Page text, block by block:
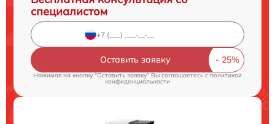
специалистом
Оставить заявку
Нажимая на кнопку "Оставить заявку" Вы соглашаетесь cполитикой
конфиденциальности